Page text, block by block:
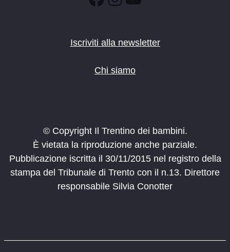
Iscriviti alla newsletter
Chi siamo
© Copyright Il Trentino dei bambini.
È vietata la riproduzione anche parziale.
Pubblicazione iscritta il 30/11/2015 nel registro della
stampa del Tribunale di Trento con il n.13. Direttore
responsabile Silvia Conotter